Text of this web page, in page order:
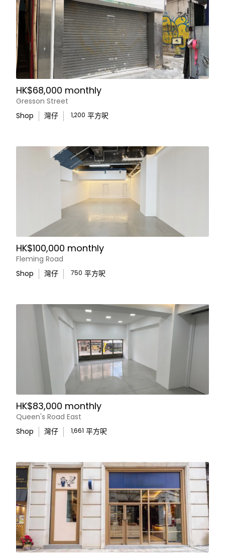
HK$68,000 monthly
Gresson Street
Shop
灣仔 1,200 平方呎
HK$100,000 monthly
Fleming Road
Shop
灣仔 750 平方呎
HK$83,000 monthly
Queen's Road East
Shop
灣仔 1,661 平方呎